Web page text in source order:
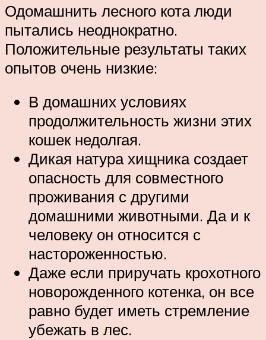
Одомашнить лесного кота люди
пытались неоднократно.
Положительные результаты таких
опытов очень низкие:
В домашних условиях
продолжительность жизни этих
кошек недолгая.
Дикая натура хищника создает
опасность для совместного
проживания с другими
домашними животными. Да и к
человеку он относится с
настороженностью.
Даже если приручать крохотного
новорожденного котенка, он все
равно будет иметь стремление
убежать в лес.